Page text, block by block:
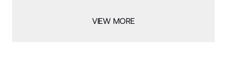
VIEW MORE